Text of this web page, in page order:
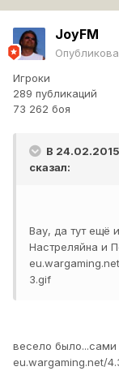
JoyFM
Игроки
289 публикаций
73 262 боя
В 24.02.2015
сказал:
Вау, да тут ещё
Настреляйна и
3.gif
весело
eu.wargaming.net/